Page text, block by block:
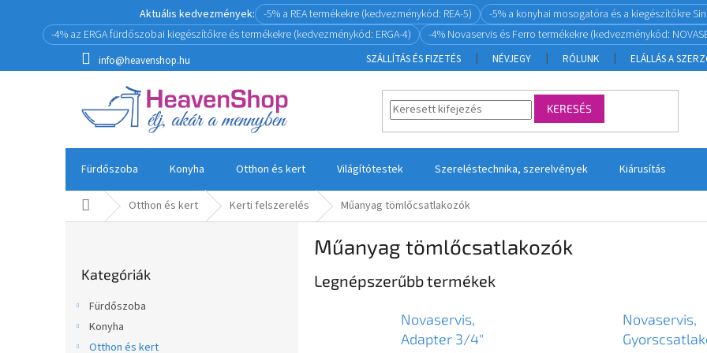
Aktuális kedvezmények: -5% a REA termékekre (kedvezménykód: REA-5)
-5% a konyhai mosogatóra és a kiegészítőkre
-4% az ERGA fürdőszobai kiegészítőkre és termékekre (kedvezménykód: ERGA-4)
-4% Novaservis és Ferro termékekre (kedvezménykód:
info@heavenshop.hu SZÁLLÍTÁS ÉS FIZETÉS NÉVJEGY RÓLUNK ELÁLLÁS A
KERESÉS
Fürdőszoba Konyha Otthon és kert Világítótestek Szereléstechnika, szerelvények Kiárusítás
KezdőlapOtthon és kert Kerti felszerelés Műanyag tömlőcsatlakozók
átugrása
Kategóriák
Fürdőszoba
Konyha
Otthon és kert
Műanyag tömlőcsatlakozók
Legnépszerűbb termékek
Novaservis,
Adapter 3/4"
Novaservis,